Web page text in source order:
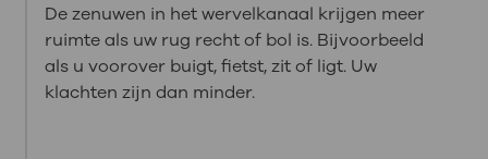
De zenuwen in het wervelkanaal krijgen meer
ruimte als uw rug recht of bol is. Bijvoorbeeld
als u voorover buigt, fietst, zit of ligt. Uw
klachten zijn dan minder.